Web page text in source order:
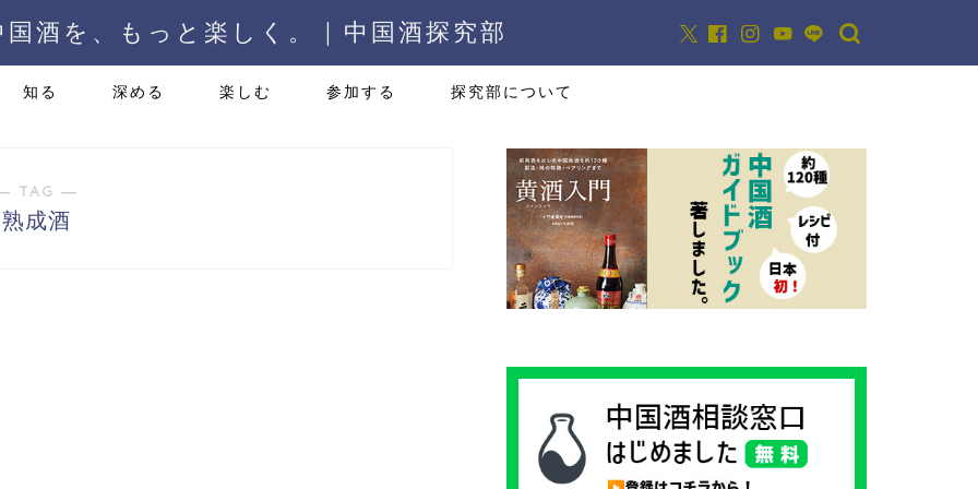
国酒を、もっと楽しく。 | 中国酒探究部
知る 深める 楽しむ 参加する 探究部について
TAG ―
熟成酒